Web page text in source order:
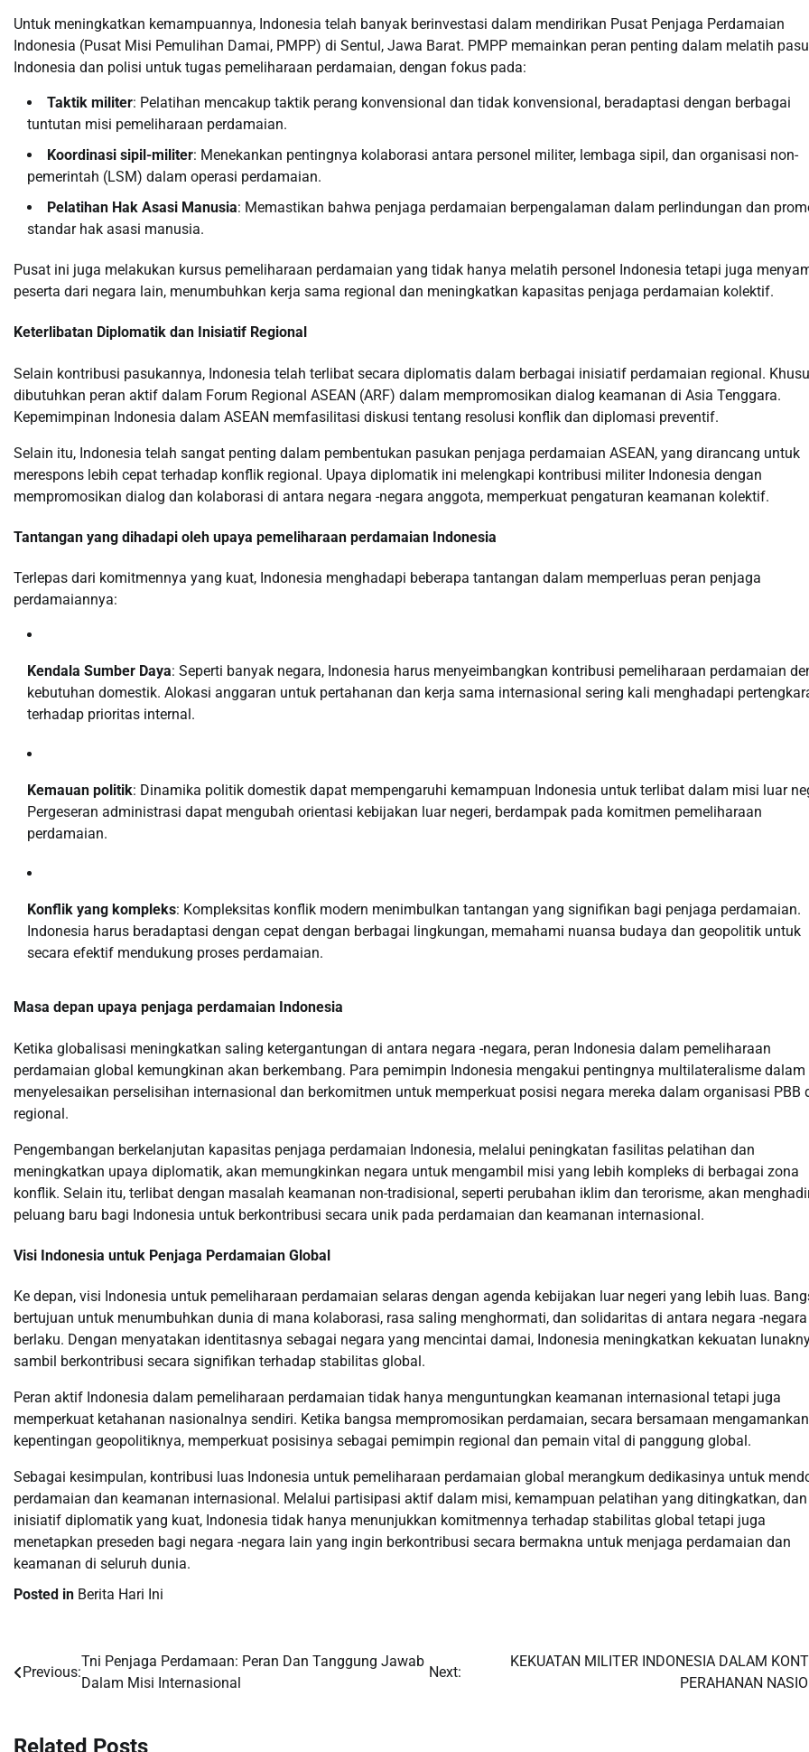
Untuk meningkatkan kemampuannya, Indonesia telah banyak berinvestasi dalam mendirikan Pusat Penjaga Perdamaian
Indonesia (Pusat Misi Pemulihan Damai, PMPP) di Sentul, Jawa Barat. PMPP memainkan peran penting dalam melatih
Indonesia dan polisi untuk tugas pemeliharaan perdamaian, dengan fokus pada:
Taktik militer: Pelatihan mencakup taktik perang konvensional dan tidak konvensional, beradaptasi dengan berbagai
tuntutan misi pemeliharaan perdamaian.
Koordinasi sipil-militer: Menekankan pentingnya kolaborasi antara personel militer, lembaga sipil, dan organisasi non-
pemerintah (LSM) dalam operasi perdamaian.
Pelatihan Hak Asasi Manusia: Memastikan bahwa penjaga perdamaian berpengalaman dalam perlindungan dan
standar hak asasi manusia.
Pusat ini juga melakukan kursus pemeliharaan perdamaian yang tidak hanya melatih personel Indonesia tetapi juga
peserta dari negara lain, menumbuhkan kerja sama regional dan meningkatkan kapasitas penjaga perdamaian kolektif.
Keterlibatan Diplomatik dan Inisiatif Regional
Selain kontribusi pasukannya, Indonesia telah terlibat secara diplomatis dalam berbagai inisiatif perdamaian regional.
dibutuhkan peran aktif dalam Forum Regional ASEAN (ARF) dalam mempromosikan dialog keamanan di Asia Tenggara.
Kepemimpinan Indonesia dalam ASEAN memfasilitasi diskusi tentang resolusi konflik dan diplomasi preventif.
Selain itu, Indonesia telah sangat penting dalam pembentukan pasukan penjaga perdamaian ASEAN, yang dirancang untuk
merespons lebih cepat terhadap konflik regional. Upaya diplomatik ini melengkapi kontribusi militer Indonesia dengan
mempromosikan dialog dan kolaborasi di antara negara -negara anggota, memperkuat pengaturan keamanan kolektif.
Tantangan yang dihadapi oleh upaya pemeliharaan perdamaian Indonesia
Terlepas dari komitmennya yang kuat, Indonesia menghadapi beberapa tantangan dalam memperluas peran penjaga
perdamaiannya:
Kendala Sumber Daya: Seperti banyak negara, Indonesia harus menyeimbangkan kontribusi pemeliharaan perdamaian
kebutuhan domestik. Alokasi anggaran untuk pertahanan dan kerja sama internasional sering kali menghadapi
terhadap prioritas internal.
Kemauan politik: Dinamika politik domestik dapat mempengaruhi kemampuan Indonesia untuk terlibat dalam misi luar
Pergeseran administrasi dapat mengubah orientasi kebijakan luar negeri, berdampak pada komitmen pemeliharaan
perdamaian.
Konflik yang kompleks: Kompleksitas konflik modern menimbulkan tantangan yang signifikan bagi penjaga perdamaian.
Indonesia harus beradaptasi dengan cepat dengan berbagai lingkungan, memahami nuansa budaya dan geopolitik untuk
secara efektif mendukung proses perdamaian.
Masa depan upaya penjaga perdamaian Indonesia
Ketika globalisasi meningkatkan saling ketergantungan di antara negara -negara, peran Indonesia dalam pemeliharaan
perdamaian global kemungkinan akan berkembang. Para pemimpin Indonesia mengakui pentingnya multilateralisme dalam
menyelesaikan perselisihan internasional dan berkomitmen untuk memperkuat posisi negara mereka dalam organisasi PBB
regional.
Pengembangan berkelanjutan kapasitas penjaga perdamaian Indonesia, melalui peningkatan fasilitas pelatihan dan
meningkatkan upaya diplomatik, akan memungkinkan negara untuk mengambil misi yang lebih kompleks di berbagai zona
konflik. Selain itu, terlibat dengan masalah keamanan non-tradisional, seperti perubahan iklim dan terorisme, akan
peluang baru bagi Indonesia untuk berkontribusi secara unik pada perdamaian dan keamanan internasional.
Visi Indonesia untuk Penjaga Perdamaian Global
Ke depan, visi Indonesia untuk pemeliharaan perdamaian selaras dengan agenda kebijakan luar negeri yang lebih luas.
bertujuan untuk menumbuhkan dunia di mana kolaborasi, rasa saling menghormati, dan solidaritas di antara negara -negara
berlaku. Dengan menyatakan identitasnya sebagai negara yang mencintai damai, Indonesia meningkatkan kekuatan
sambil berkontribusi secara signifikan terhadap stabilitas global.
Peran aktif Indonesia dalam pemeliharaan perdamaian tidak hanya menguntungkan keamanan internasional tetapi juga
memperkuat ketahanan nasionalnya sendiri. Ketika bangsa mempromosikan perdamaian, secara bersamaan mengamankan
kepentingan geopolitiknya, memperkuat posisinya sebagai pemimpin regional dan pemain vital di panggung global.
Sebagai kesimpulan, kontribusi luas Indonesia untuk pemeliharaan perdamaian global merangkum dedikasinya untuk
perdamaian dan keamanan internasional. Melalui partisipasi aktif dalam misi, kemampuan pelatihan yang ditingkatkan, dan
inisiatif diplomatik yang kuat, Indonesia tidak hanya menunjukkan komitmennya terhadap stabilitas global tetapi juga
menetapkan preseden bagi negara -negara lain yang ingin berkontribusi secara bermakna untuk menjaga perdamaian dan
keamanan di seluruh dunia.
Posted in Berita Hari Ini
Post
Previous:
Tni Penjaga Perdamaan: Peran Dan Tanggung Jawab
Dalam Misi Internasional
Next:
KEKUATAN MILITER INDONESIA DALAM
PERAHANAN
Related Posts